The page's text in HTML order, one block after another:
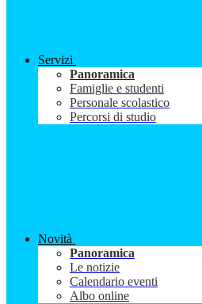
Servizi
Panoramica
Famiglie e studenti
Personale scolastico
Percorsi di studio
Novità
Panoramica
Le notizie
Calendario eventi
Albo online